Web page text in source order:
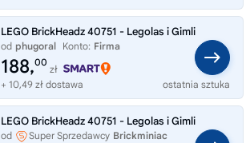
LEGO BrickHeadz 40751 - Legolas i Gimli
od phugoral Konto: Firma
188,00
zł
+ 10,49 zł dostawa
ostatnia sztuka
LEGO BrickHeadz 40751 - Legolas i Gimli
od Super Sprzedawcy Brickminiac